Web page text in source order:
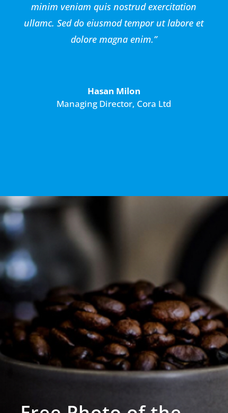
minim veniam quis nostrud exercitation
ullamc. Sed do eiusmod tempor ut labore et
dolore magna enim.”
Hasan Milon
Managing Director, Cora Ltd